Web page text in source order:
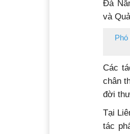
Đà
và
Các
chân
đời
Tại
tác